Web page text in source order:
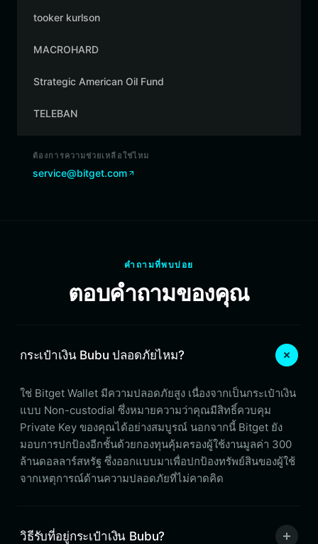
tooker kurlson
MACROHARD
Strategic American Oil Fund
TELEBAN
ต้องการความช่วยเหลือใช่ไหม
service@bitget.com
คำถามที่พบบ่อย
ตอบคำถามของคุณ
กระเป๋าเงิน Bubu ปลอดภัยไหม?
ใช่ Bitget Wallet มีความปลอดภัยสูง เนื่องจากเป็นกระเป๋าเงิน
แบบ Non-custodial ซึ่งหมายความว่าคุณมีสิทธิ์ควบคุม
Private Key ของคุณได้อย่างสมบูรณ์ นอกจากนี้ Bitget ยัง
มอบการปกป้องอีกชั้นด้วยกองทุนคุ้มครองผู้ใช้งานมูลค่า 300
ล้านดอลลาร์สหรัฐ ซึ่งออกแบบมาเพื่อปกป้องทรัพย์สินของผู้ใช้
จากเหตุการณ์ด้านความปลอดภัยที่ไม่คาดคิด
วิธีรับที่อยู่กระเป๋าเงิน Bubu?